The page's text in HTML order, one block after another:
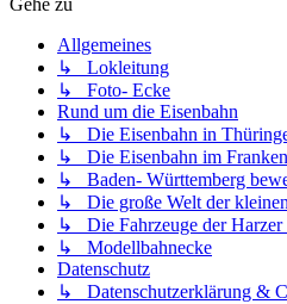
Gehe zu
Allgemeines
↳ Lokleitung
↳ Foto- Ecke
Rund um die Eisenbahn
↳ Die Eisenbahn in
↳ Die Eisenbahn im
↳ Baden- Württemberg
↳ Die große Welt der
↳ Die Fahrzeuge der Harzer
↳ Modellbahnecke
Datenschutz
↳ Datenschutzerklärung &